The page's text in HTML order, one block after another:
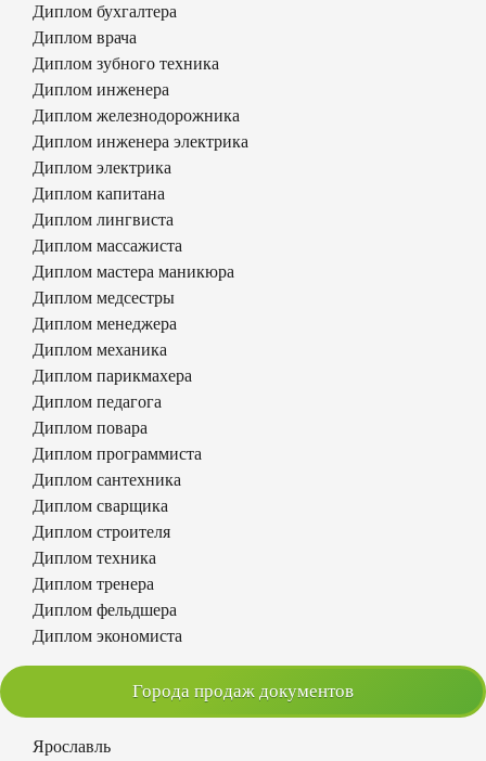
Диплом бухгалтера
Диплом врача
Диплом зубного техника
Диплом инженера
Диплом железнодорожника
Диплом инженера электрика
Диплом электрика
Диплом капитана
Диплом лингвиста
Диплом массажиста
Диплом мастера маникюра
Диплом медсестры
Диплом менеджера
Диплом механика
Диплом парикмахера
Диплом педагога
Диплом повара
Диплом программиста
Диплом сантехника
Диплом сварщика
Диплом строителя
Диплом техника
Диплом тренера
Диплом фельдшера
Диплом экономиста
Города продаж документов
Ярославль